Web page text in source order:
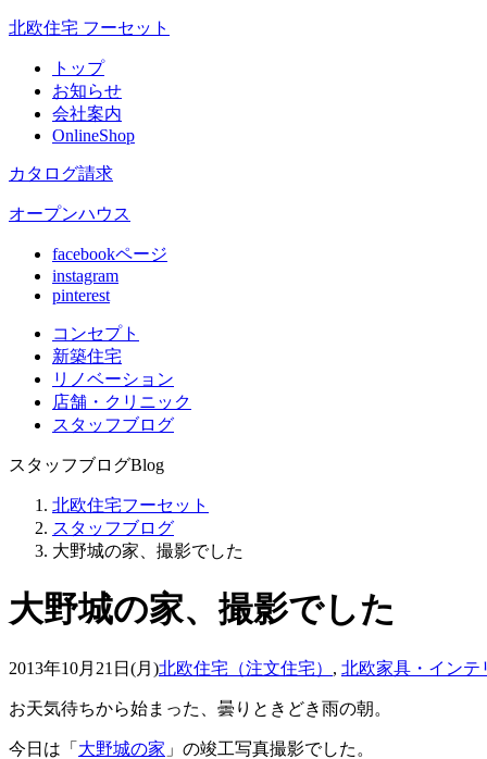
北欧住宅 フーセット
トップ
お知らせ
会社案内
OnlineShop
カタログ請求
オープンハウス
facebookページ
instagram
pinterest
コンセプト
新築住宅
リノベーション
店舗 ・クリニック
スタッフブログ
スタッフブログBlog
北欧住宅フーセット
スタッフブログ
大野城の家、撮影でした
大野城の家、撮影でした
2013年10月21日(月)北欧住宅（注文住宅） , 北欧家具・インテ
お天気待ちから始まった、曇りときどき雨の朝。
今日は「 大野城の家 」の竣工写真撮影でした。